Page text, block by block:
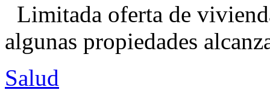
Limitada oferta de
algunas propiedades
Salud